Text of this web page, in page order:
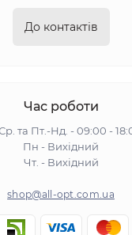
До контактів
Час роботи
та Пт.-Нд. - 09:00 -
Пн - Вихідний
Чт. - Вихідний
shop@all-opt.com.ua